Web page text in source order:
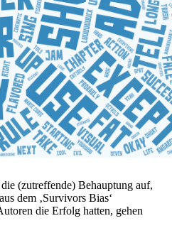
(zutreffende) Behauptung auf,
dem ‚Survivors Bias‘
die Erfolg hatten, gehen